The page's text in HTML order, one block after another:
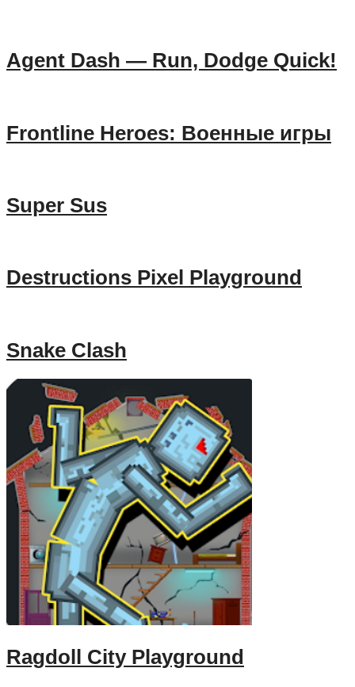
Agent Dash — Run, Dodge Quick!
Frontline Heroes: Военные игры
Super Sus
Destructions Pixel Playground
Snake Clash
Ragdoll City Playground